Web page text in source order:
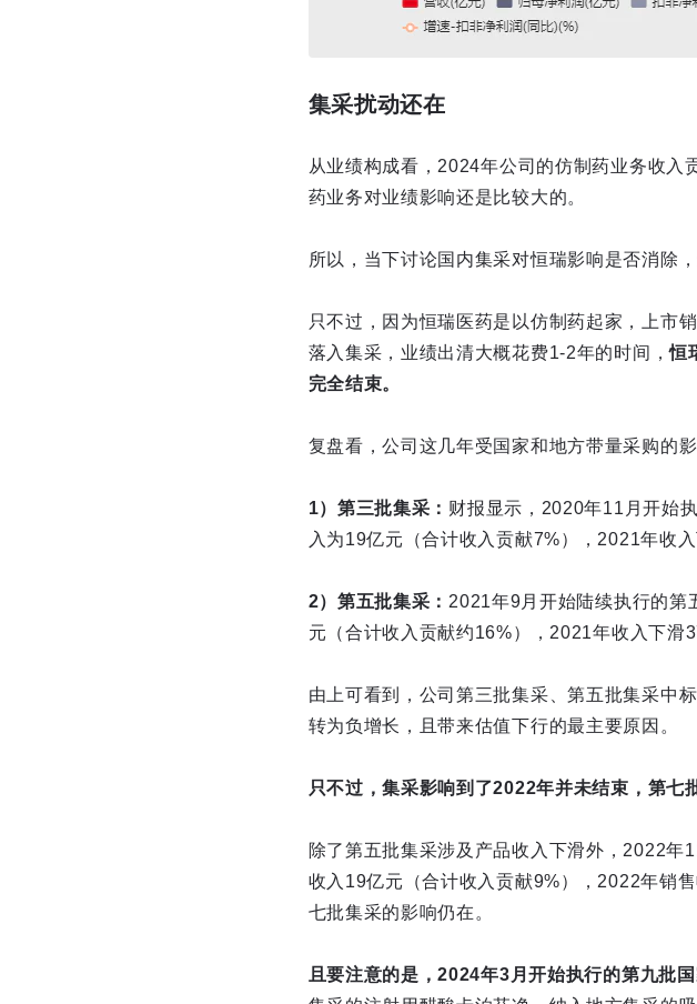
集采扰动还在
从业绩构成看，2024年公司的仿制药业务收入
药业务对业绩影响还是比较大的。
所以，当下讨论国内集采对恒瑞影响是否消除
只不过，因为恒瑞医药是以仿制药起家，上市
落入集采，业绩出清大概花费1-2年的时间，恒
完全结束。
复盘看，公司这几年受国家和地方带量采购的
1）第三批集采： 财报显示，2020年11月开始
入为19亿元（合计收入贡献7%），2021年收入
2）第五批集采： 2021年9月开始陆续执行的第
元（合计收入贡献约16%），2021年收入下滑
由上可看到，公司第三批集采、第五批集采中
转为负增长，且带来估值下行的最主要原因。
只不过，集采影响到了2022年并未结束，第七
除了第五批集采涉及产品收入下滑外，2022
收入19亿元（合计收入贡献9%），2022年销
七批集采的影响仍在。
且要注意的是，2024年3月开始执行的第九批